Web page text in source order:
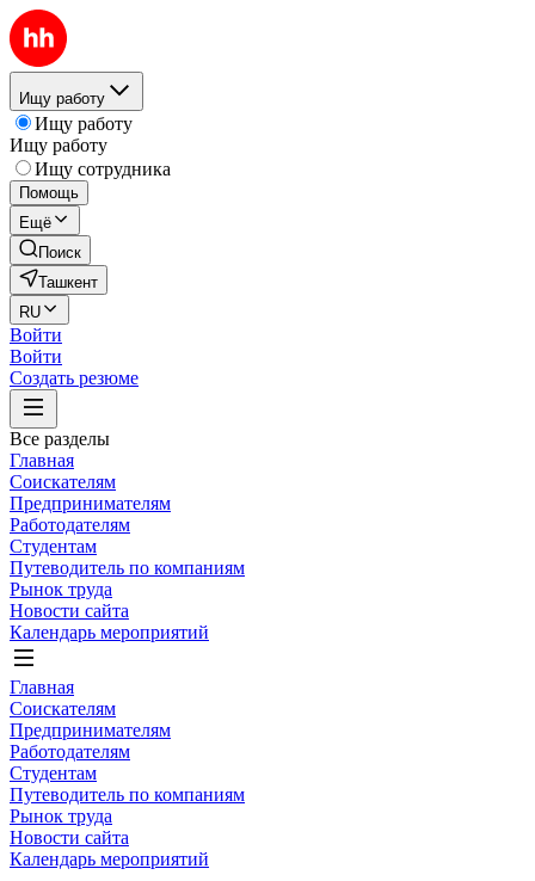
Ищу работу
Ищу работу
Ищу работу
Ищу сотрудника
Помощь
Ещё
Поиск
Ташкент
RU
Войти
Войти
Создать резюме
Все разделы
Главная
Соискателям
Предпринимателям
Работодателям
Студентам
Путеводитель по компаниям
Рынок труда
Новости сайта
Календарь мероприятий
Главная
Соискателям
Предпринимателям
Работодателям
Студентам
Путеводитель по компаниям
Рынок труда
Новости сайта
Календарь мероприятий